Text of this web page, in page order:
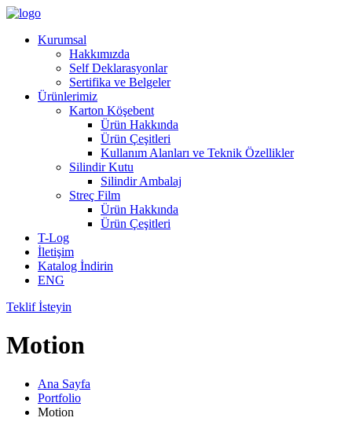
Kurumsal
Hakkımızda
Self Deklarasyonlar
Sertifika ve Belgeler
Ürünlerimiz
Karton Köşebent
Ürün Hakkında
Ürün Çeşitleri
Kullanım Alanları ve Teknik Özellikler
Silindir Kutu
Silindir Ambalaj
Streç Film
Ürün Hakkında
Ürün Çeşitleri
T-Log
İletişim
Katalog İndirin
ENG
Teklif İsteyin
Motion
Ana Sayfa
Portfolio
Motion